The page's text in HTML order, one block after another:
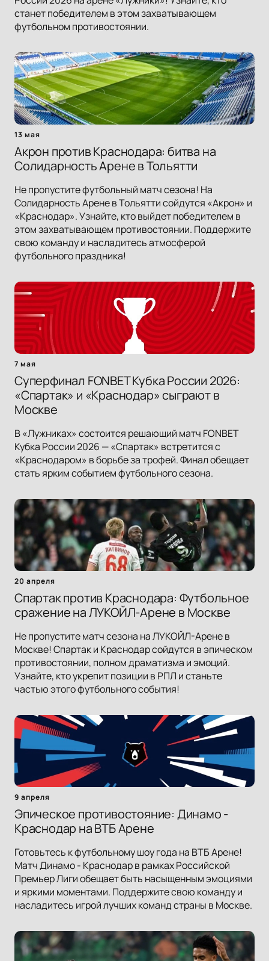
станет победителем в этом захватывающем
футбольном противостоянии.
13 мая
Акрон против Краснодара: битва на
Солидарность Арене в Тольятти
Не пропустите футбольный матч сезона! На
Солидарность Арене в Тольятти сойдутся «Акрон» и
«Краснодар». Узнайте, кто выйдет победителем в
этом захватывающем противостоянии. Поддержите
свою команду и насладитесь атмосферой
футбольного праздника!
7 мая
Суперфинал FONBET Кубка России 2026:
«Спартак» и «Краснодар» сыграют в
Москве
В «Лужниках» состоится решающий матч FONBET
Кубка России 2026 — «Спартак» встретится с
«Краснодаром» в борьбе за трофей. Финал обещает
стать ярким событием футбольного сезона.
20 апреля
Спартак против Краснодара: Футбольное
сражение на ЛУКОЙЛ-Арене в Москве
Не пропустите матч сезона на ЛУКОЙЛ-Арене в
Москве! Спартак и Краснодар сойдутся в эпическом
противостоянии, полном драматизма и эмоций.
Узнайте, кто укрепит позиции в РПЛ и станьте
частью этого футбольного события!
9 апреля
Эпическое противостояние: Динамо -
Краснодар на ВТБ Арене
Готовьтесь к футбольному шоу года на ВТБ Арене!
Матч Динамо - Краснодар в рамках Российской
Премьер Лиги обещает быть насыщенным эмоциями
и яркими моментами. Поддержите свою команду и
насладитесь игрой лучших команд страны в Москве.